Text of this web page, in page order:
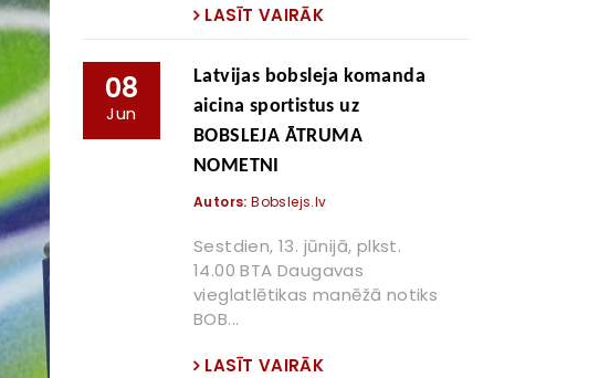
LASĪT VAIRĀK
08
Jun
Latvijas bobsleja komanda
aicina sportistus uz
BOBSLEJA ĀTRUMA
NOMETNI
Autors: Bobslejs.lv
Sestdien, 13. jūnijā, plkst.
14.00 BTA Daugavas
vieglatlētikas manēžā notiks
BOB...
LASĪT VAIRĀK